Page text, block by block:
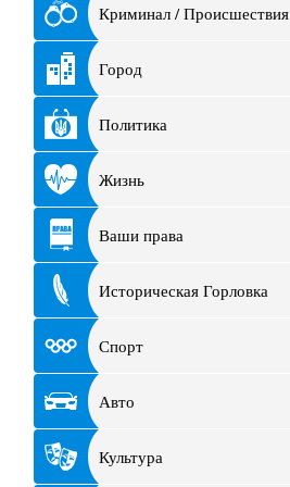
Криминал / Происшествия
Город
Политика
Жизнь
Ваши права
Историческая Горловка
Спорт
Авто
Культура